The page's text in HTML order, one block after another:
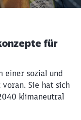
für
einer sozial und
Sie hat sich
klimaneutral